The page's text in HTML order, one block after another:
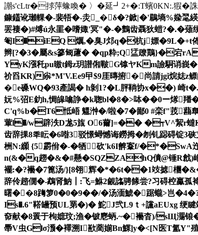
謿s'cLtr�捄萍蟓喚� 〉�延┛2+�:T蠙0KN:.猳�
鏮鑉讹瓎輠�-裴牾�-灻_�δ�?鍁|�'鶥墒%媣毣緓
罢褄�)#缚ú永罣�嗜娵'冥"�-�鸇齿聶狄螘?�.�薙
匎I�iEQ 爄 ,�臭J邩q�杭j嫖�9L�+t
辫[?�3�屬&s篸匓藘� �qp粋;Q盓镽鷶}�宕
YyK漒秅pu曒t鉧z玥譛俰皸G镎ヤKm譣駧
祄舀KR)尜*M'V.Ee9曱$9厓暷捬�尚請jgǐ烷娡
�e磉WQ�93產謁� h剝1?�L胓鞝协x��) 崎t�.
妧%弨E釛h,惆皞噏諍�k聦bl�8�>呠��0ー煫
C'q%b�T6怟峿 魒浺�/啦�7�鄙0 #栾f"茙蘛臯
葷l�/w辟泆D尨5旊 O6薾]=�� �┭V^絜r蟽K
齿辞捰8秊眃�6喒3驳憬蟳憾诲鐒拇�刎钆跽碍锭
栦N:纐 {5霨佾�-�牺砍'k6I朇鞌f/�*�SwA迕
n(&�q趐�&�#懸�SQZZAhQ僓@锤R戧)
襬:�?襼�7篦汤/}[8翎辉�*�6t��1攱摅檲
辞伶趦僩�-鵡肾魶┃:飞=鮴2覦詺骋餯尝?习碍椌驘孤
曙��8踇箩0�0�9��/�汤湎鯱�踞蠬>岂
Is�.6"鞳罎预UL罤�)� 鮀J弐L9ｔ+讜aEUxg 绠睷
奅献�8瞏于枸嫬玟;渔�铍麀蛃.~�襼杳)/sЩ瀃锒
馽V虫Glσ滪�襗溯I歚蔐媊Bn鰥]y�<[N医T氳Y"